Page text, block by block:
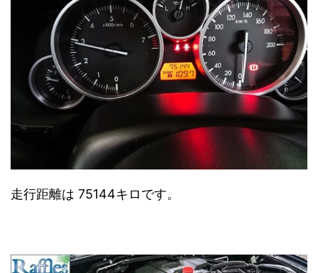
走行距離は 75144キロです。